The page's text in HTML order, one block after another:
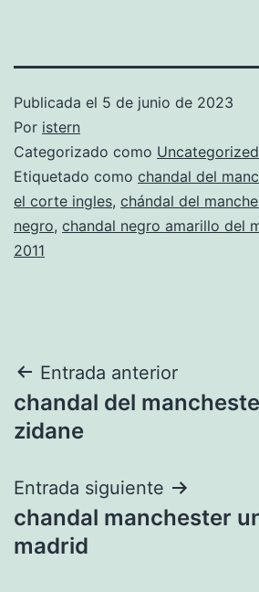
Publicada el 5 de junio de 2023
Por istern
Categorizado como Uncategorized
Etiquetado como chandal del
el corte ingles, chándal del
negro, chandal negro amarillo del
2011
Navegación
de
Entrada anterior
chandal del
zidane
Entrada siguiente
chandal manchester
madrid